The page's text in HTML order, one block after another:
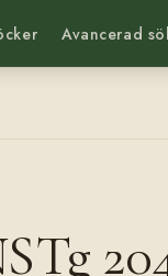
Avancerad